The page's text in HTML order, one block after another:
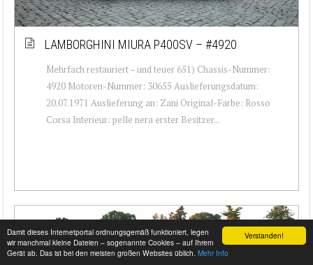
Verstanden!
Damit dieses Internetportal ordnungsgemäß funktioniert, legen
wir manchmal kleine Dateien – sogenannte Cookies – auf Ihrem
Gerät ab. Das ist bei den meisten großen Websites üblich. Mehr Info
LAMBORGHINI MIURA P400SV – #4920
Mehrfach restauriert – und teuer 651) Chassis-Nummer:
4920 Motoren-Nummer: 30655 Auslieferungsdatum:
20.07.1971 Auslieferung an: Zani Original-Farbe: Rosso
Corsa Interieur: pelle nera erster Besitzer...